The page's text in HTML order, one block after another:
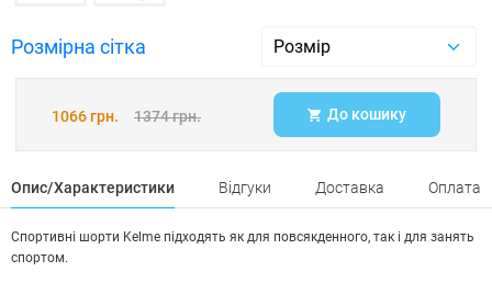
Розмірна сітка
1066 грн. 1374 грн. До кошику
Опис/Характеристики Відгуки Доставка Оплата
Спортивні шорти Kelme підходять як для повсякденного, так і для занять
спортом.